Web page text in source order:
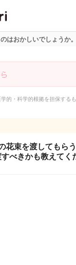
おかしいでしょうか
的・科学的根拠を担保する
花束を渡してもら
べきかも教えてく